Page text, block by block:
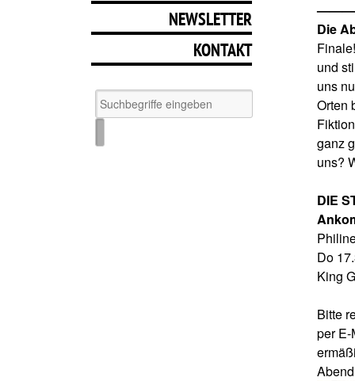
NEWSLETTER
KONTAKT
Die
und
uns
Orten
ganz
uns?
DIE
Do
King
Bitte
per E-